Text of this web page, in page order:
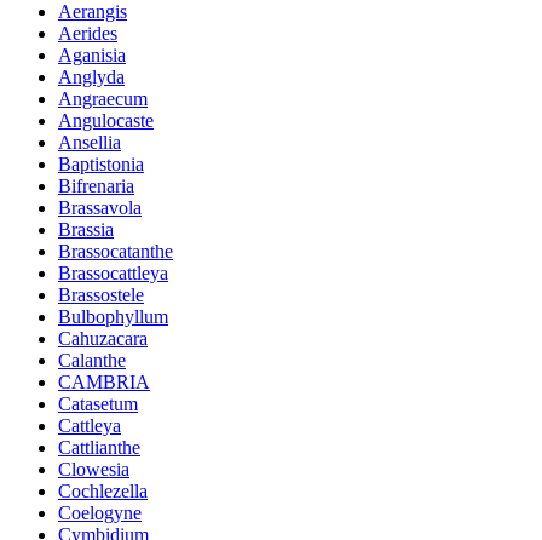
Aerangis
Aerides
Aganisia
Anglyda
Angraecum
Angulocaste
Ansellia
Baptistonia
Bifrenaria
Brassavola
Brassia
Brassocatanthe
Brassocattleya
Brassostele
Bulbophyllum
Cahuzacara
Calanthe
CAMBRIA
Catasetum
Cattleya
Cattlianthe
Clowesia
Cochlezella
Coelogyne
Cymbidium